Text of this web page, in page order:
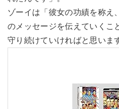
ゾーイは「彼女の功績を称え
のメッセージを伝えていくこ
守り続けていければと思いま